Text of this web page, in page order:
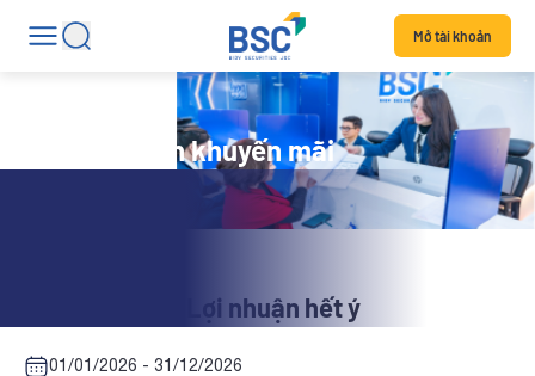
Mở tài khoản
Chương trình khuyến mãi
Margin êm ví - Lợi nhuận hết ý
01/01/2026 - 31/12/2026